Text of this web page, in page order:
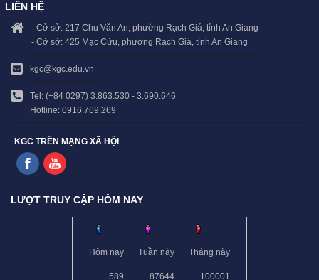
LIÊN HỆ
- Cở sở: 217 Chu Văn An, phường Rạch Giá, tỉnh An Giang
- Cở sở: 425 Mạc Cửu, phường Rạch Giá, tỉnh An Giang
kgc@kgc.edu.vn
Tel: (+84 0297) 3.863.530 - 3.690.646
Hotline: 0916.769.269
KGC TRÊN MẠNG XÃ HỘI
LƯỢT TRUY CẬP HÔM NAY
Hôm nay
589
Tuần này
87644
Tháng này
100001